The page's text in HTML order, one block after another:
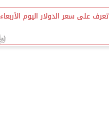
تعرف على سعر الدولار اليوم الأربعاء